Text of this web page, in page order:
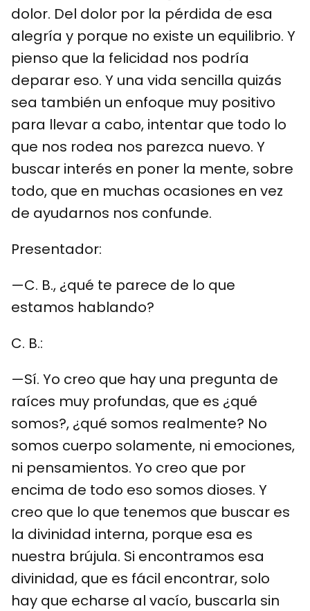
dolor. Del dolor por la pérdida de esa
alegría y porque no existe un equilibrio. Y
pienso que la felicidad nos podría
deparar eso. Y una vida sencilla quizás
sea también un enfoque muy positivo
para llevar a cabo, intentar que todo lo
que nos rodea nos parezca nuevo. Y
buscar interés en poner la mente, sobre
todo, que en muchas ocasiones en vez
de ayudarnos nos confunde.
Presentador:
—C. B., ¿qué te parece de lo que
estamos hablando?
C. B.:
—Sí. Yo creo que hay una pregunta de
raíces muy profundas, que es ¿qué
somos?, ¿qué somos realmente? No
somos cuerpo solamente, ni emociones,
ni pensamientos. Yo creo que por
encima de todo eso somos dioses. Y
creo que lo que tenemos que buscar es
la divinidad interna, porque esa es
nuestra brújula. Si encontramos esa
divinidad, que es fácil encontrar, solo
hay que echarse al vacío, buscarla sin